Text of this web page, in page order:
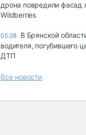
дрона повредили фасад
Wildberries
05.08 В Брянской
водителя, погубившего
ДТП
Все новости